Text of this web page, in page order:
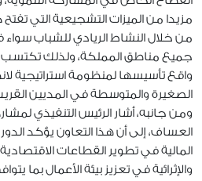
مزيدا من الميزات التشجيعية التي تفتح
من خلال النشاط الريادي للشباب سواء
جميع مناطق المملكة، ولذلك تكتسب
واقع تأسيسها لمنظومة استراتيجية
الصغيرة والمتوسطة في المديين
ومن جانبه، أشار الرئيس التنفيذي
العساف، إلى أن هذا التعاون يؤكد
المالية في تطوير القطاعات
والإثرائية في تعزيز بيئة الأعمال بما